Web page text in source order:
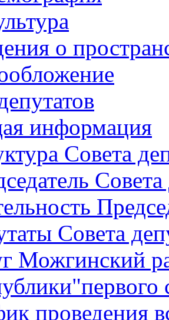
о
информация
Совета
Совета
Совета
Можгинский
проведения